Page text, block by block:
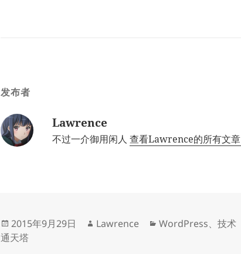
发布者
Lawrence
不过一介御用闲人查看Lawrence的所有文章
发
布
2015年9月29日
作
Lawrence
分
WordPress、技术
通天塔